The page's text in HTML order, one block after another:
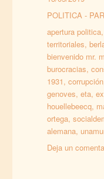
el
Categorías
POLITICA -
Etiquetas
apertura politica
territoriales,
bienvenido mr.
burocracias,
1931,corrupción
genoves,eta,
houellebeecq,
ortega,
alemana,
Deja un